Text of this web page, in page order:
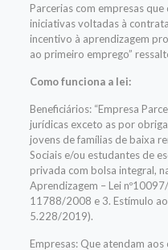
Parcerias com empresas que
iniciativas voltadas à
incentivo à aprendizagem
ao primeiro emprego”
Como funciona a lei:
Beneficiários: “Empresa
jurídicas exceto as por
jovens de famílias de baixa
Sociais e/ou estudantes de
privada com bolsa integral,
Aprendizagem – Lei
11788/2008 e 3. Estímulo
5.228/2019).
Empresas: Que atendam